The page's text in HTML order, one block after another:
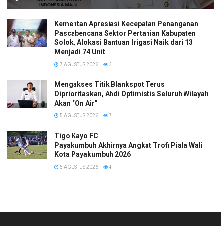
Kementan Apresiasi Kecepatan Penanganan
Pascabencana Sektor Pertanian Kabupaten
Solok, Alokasi Bantuan Irigasi Naik dari 13
Menjadi 74 Unit
7 AGUSTUS 2026 3
Mengakses Titik Blankspot Terus
Diprioritaskan, Ahdi Optimistis Seluruh Wilayah
Akan “On Air”
5 AGUSTUS 2026 7
Tigo Kayo FC
Payakumbuh Akhirnya Angkat Trofi Piala Wali
Kota Payakumbuh 2026
5 AGUSTUS 2026 4